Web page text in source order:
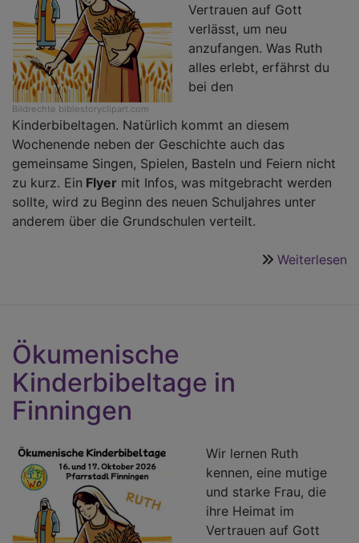
Bildrechte biblestoryclipart.com
Vertrauen auf Gott
verlässt, um neu
anzufangen. Was Ruth
alles erlebt, erfährst du
bei den
Kinderbibeltagen. Natürlich kommt an diesem
Wochenende neben der Geschichte auch das
gemeinsame Singen, Spielen, Basteln und Feiern nicht
zu kurz. Ein Flyer mit Infos, was mitgebracht werden
sollte, wird zu Beginn des neuen Schuljahres unter
anderem über die Grundschulen verteilt.
Weiterlesen
Ökumenische
Kinderbibeltage in
Finningen
Wir lernen Ruth
kennen, eine mutige
und starke Frau, die
ihre Heimat im
Vertrauen auf Gott